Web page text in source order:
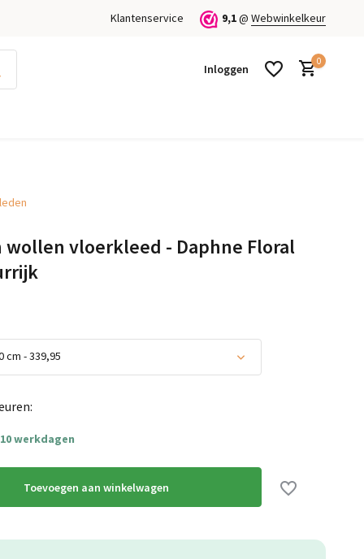
Klantenservice 9,1@ Webwinkelkeur
Inloggen
0
wollen vloerkleed - Daphne Floral
cm - 339,95
werkdagen
Toevoegen aan winkelwagen